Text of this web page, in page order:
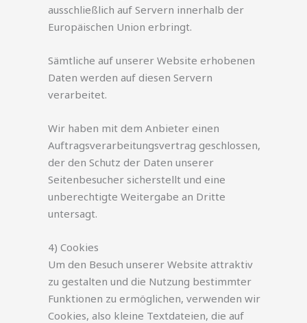
ausschließlich auf Servern innerhalb der
Europäischen Union erbringt.
Sämtliche auf unserer Website erhobenen
Daten werden auf diesen Servern
verarbeitet.
Wir haben mit dem Anbieter einen
Auftragsverarbeitungsvertrag geschlossen,
der den Schutz der Daten unserer
Seitenbesucher sicherstellt und eine
unberechtigte Weitergabe an Dritte
untersagt.
4) Cookies
Um den Besuch unserer Website attraktiv
zu gestalten und die Nutzung bestimmter
Funktionen zu ermöglichen, verwenden wir
Cookies, also kleine Textdateien, die auf